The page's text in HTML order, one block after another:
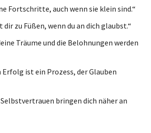
Fortschritte, auch wenn sie klein sind.“
dir zu Füßen, wenn du an dich glaubst.“
Träume und die Belohnungen werden
Erfolg ist ein Prozess, der Glauben
bringen dich näher an